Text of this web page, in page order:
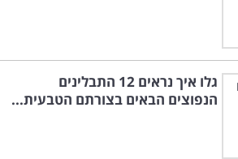
גלו איך נראים 12 התבלינים
הנפוצים הבאים בצורתם הטבעית...